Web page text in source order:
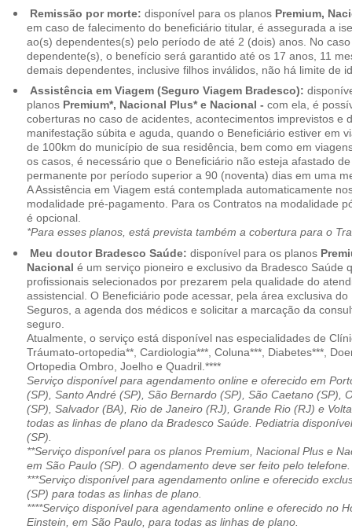
Remissão por morte: disponível para os planos Premium,
em caso de falecimento do beneficiário titular, é assegurada a
ao(s) dependentes(s) pelo período de até 2 (dois) anos. No
dependente(s), o benefício será garantido até os 17 anos, 11
demais dependentes, inclusive filhos inválidos, não há limite de
Assistência em Viagem (Seguro Viagem Bradesco):
planos Premium*, Nacional Plus* e Nacional - com ela, é
coberturas no caso de acidentes, acontecimentos imprevistos e
manifestação súbita e aguda, quando o Beneficiário estiver em
de 100km do município de sua residência, bem como em
os casos, é necessário que o Beneficiário não esteja afastado
permanente por período superior a 90 (noventa) dias em uma
A Assistência em Viagem está contemplada automaticamente
modalidade pré-pagamento. Para os Contratos na modalidade
é opcional.
*Para esses planos, está prevista também a cobertura para o
Meu doutor Bradesco Saúde: disponível para os planos
Nacional é um serviço pioneiro e exclusivo da Bradesco Saúde
profissionais selecionados por prezarem pela qualidade do
assistencial. O Beneficiário pode acessar, pela área exclusiva
Seguros, a agenda dos médicos e solicitar a marcação da
seguro.
Atualmente, o serviço está disponível nas especialidades de
Tráumato-ortopedia**, Cardiologia***, Coluna***, Diabetes***,
Ortopedia Ombro, Joelho e Quadril.****
Serviço disponível para agendamento online e oferecido em
(SP), Santo André (SP), São Bernardo (SP), São Caetano (SP),
(SP), Salvador (BA), Rio de Janeiro (RJ), Grande Rio (RJ) e
todas as linhas de plano da Bradesco Saúde. Pediatria
(SP).
**Serviço disponível para os planos Premium, Nacional Plus e
em São Paulo (SP). O agendamento deve ser feito pelo telefone.
***Serviço disponível para agendamento online e oferecido
(SP) para todas as linhas de plano.
****Serviço disponível para agendamento online e oferecido no
Einstein, em São Paulo, para todas as linhas de plano.